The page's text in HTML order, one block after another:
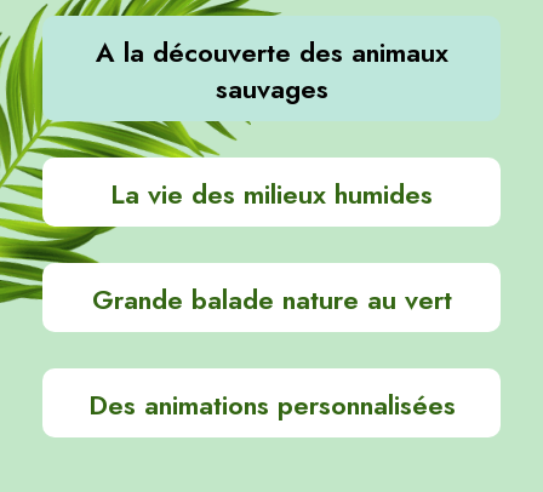
A la découverte des animaux
sauvages
La vie des milieux humides
Grande balade nature au vert
Des animations personnalisées